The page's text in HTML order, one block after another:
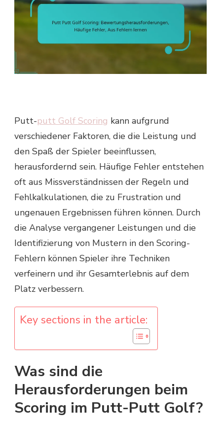
FEHLER,
FEHLERN
LERNEN
Putt-putt Golf Scoring kann aufgrund
verschiedener Faktoren, die die Leistung und
den Spaß der Spieler beeinflussen,
herausfordernd sein. Häufige Fehler entstehen
oft aus Missverständnissen der Regeln und
Fehlkalkulationen, die zu Frustration und
ungenauen Ergebnissen führen können. Durch
die Analyse vergangener Leistungen und die
Identifizierung von Mustern in den Scoring-
Fehlern können Spieler ihre Techniken
verfeinern und ihr Gesamterlebnis auf dem
Platz verbessern.
Key sections in the article:
Was sind die
Herausforderungen beim
Scoring im Putt-Putt Golf?